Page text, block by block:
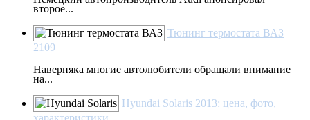
второе...
Тюнинг термостата ВАЗ
2109
Наверняка многие автолюбители обращали внимание
на...
Hyundai Solaris 2013: цена, фото,
характеристики